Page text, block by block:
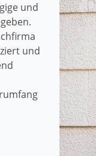
und
und